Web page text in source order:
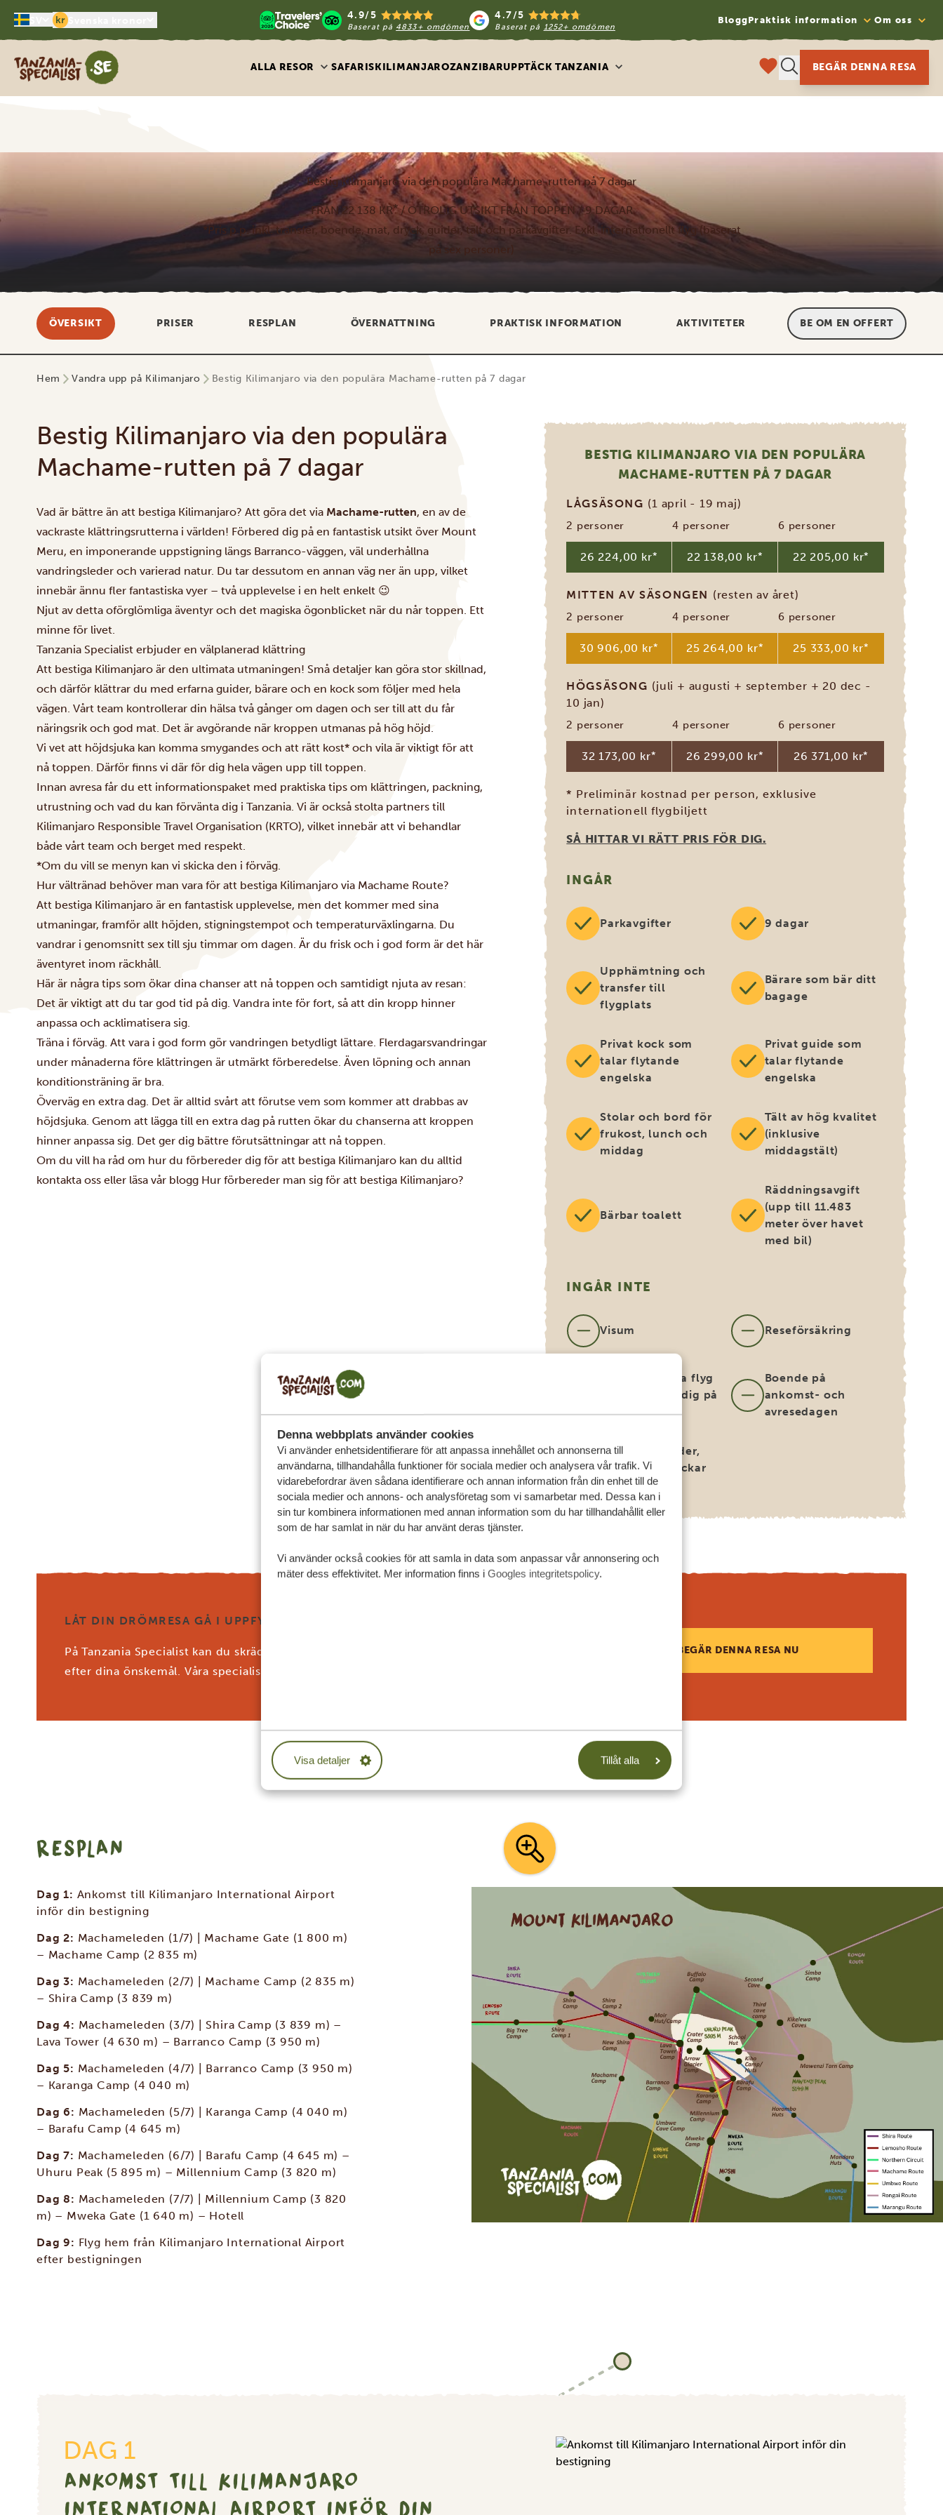
Denna webbplats använder cookies
Vi använder enhetsidentifierare för att anpassa innehållet och annonserna till
användarna, tillhandahålla funktioner för sociala medier och analysera vår trafik. Vi
vidarebefordrar även sådana identifierare och annan information från din enhet till de
sociala medier och annons- och analysföretag som vi samarbetar med. Dessa kan i
sin tur kombinera informationen med annan information som du har tillhandahållit eller
som de har samlat in när du har använt deras tjänster.
Vi använder också cookies för att samla in data som anpassar vår annonsering och
mäter dess effektivitet. Mer information finns i Googles integritetspolicy.
Visa detaljer Tillåt alla
kr 4.9/5
Baserat på 4833+ omdömen
4.7/5
Baserat på 1252+ omdömen
BloggPraktisk information Om oss
Tanzania Specialist
ALLA RESOR SAFARISKILIMANJAROZANZIBARUPPTÄCK TANZANIA BEGÄR DENNA RESA
Bestig Kilimanjaro via den populära Machame-rutten på 7 dagar
FRÅN 22 138 KR*/ OTROLIG UTSIKT FRÅN TOPPEN / 9 DAGAR
*Pris p.p. inkl. transfer, boende, mat, dryck, guider, tält och parkavgifter. Exkl. internationellt flyg (baserat
på sex personer)
ÖVERSIKT PRISER RESPLAN ÖVERNATTNING PRAKTISK INFORMATION AKTIVITETER BE OM EN OFFERT
Hem Vandra upp på Kilimanjaro Bestig Kilimanjaro via den populära Machame-rutten på 7 dagar
Bestig Kilimanjaro via den populära
Machame-rutten på 7 dagar
Vad är bättre än att bestiga Kilimanjaro? Att göra det via Machame-rutten, en av de
vackraste klättringsrutterna i världen! Förbered dig på en fantastisk utsikt över Mount
Meru, en imponerande uppstigning längs Barranco-väggen, väl underhållna
vandringsleder och varierad natur. Du tar dessutom en annan väg ner än upp, vilket
innebär ännu fler fantastiska vyer – två upplevelse i en helt enkelt 😉
Njut av detta oförglömliga äventyr och det magiska ögonblicket när du når toppen. Ett
minne för livet.
Tanzania Specialist erbjuder en välplanerad klättring
Att bestiga Kilimanjaro är den ultimata utmaningen! Små detaljer kan göra stor skillnad,
och därför klättrar du med erfarna guider, bärare och en kock som följer med hela
vägen. Vårt team kontrollerar din hälsa två gånger om dagen och ser till att du får
näringsrik och god mat. Det är avgörande när kroppen utmanas på hög höjd.
Vi vet att höjdsjuka kan komma smygandes och att rätt kost* och vila är viktigt för att
nå toppen. Därför finns vi där för dig hela vägen upp till toppen.
Innan avresa får du ett informationspaket med praktiska tips om klättringen, packning,
utrustning och vad du kan förvänta dig i Tanzania. Vi är också stolta partners till
Kilimanjaro Responsible Travel Organisation (KRTO), vilket innebär att vi behandlar
både vårt team och berget med respekt.
*Om du vill se menyn kan vi skicka den i förväg.
Hur vältränad behöver man vara för att bestiga Kilimanjaro via Machame Route?
Att bestiga Kilimanjaro är en fantastisk upplevelse, men det kommer med sina
utmaningar, framför allt höjden, stigningstempot och temperaturväxlingarna. Du
vandrar i genomsnitt sex till sju timmar om dagen. Är du frisk och i god form är det här
äventyret inom räckhåll.
Här är några tips som ökar dina chanser att nå toppen och samtidigt njuta av resan:
Det är viktigt att du tar god tid på dig. Vandra inte för fort, så att din kropp hinner
anpassa och acklimatisera sig.
Träna i förväg. Att vara i god form gör vandringen betydligt lättare. Flerdagarsvandringar
under månaderna före klättringen är utmärkt förberedelse. Även löpning och annan
konditionsträning är bra.
Överväg en extra dag. Det är alltid svårt att förutse vem som kommer att drabbas av
höjdsjuka. Genom att lägga till en extra dag på rutten ökar du chanserna att kroppen
hinner anpassa sig. Det ger dig bättre förutsättningar att nå toppen.
Om du vill ha råd om hur du förbereder dig för att bestiga Kilimanjaro kan du alltid
kontakta oss eller läsa vår blogg Hur förbereder man sig för att bestiga Kilimanjaro?
BESTIG KILIMANJARO VIA DEN POPULÄRA
MACHAME-RUTTEN PÅ 7 DAGAR
LÅGSÄSONG (1 april - 19 maj)
2 personer
26 224,00 kr*
4 personer
22 138,00 kr*
6 personer
22 205,00 kr*
MITTEN AV SÄSONGEN (resten av året)
2 personer
30 906,00 kr*
4 personer
25 264,00 kr*
6 personer
25 333,00 kr*
HÖGSÄSONG (juli + augusti + september + 20 dec -
10 jan)
2 personer
32 173,00 kr*
4 personer
26 299,00 kr*
6 personer
26 371,00 kr*
* Preliminär kostnad per person, exklusive
internationell flygbiljett
SÅ HITTAR VI RÄTT PRIS FÖR DIG.
INGÅR
Parkavgifter 9 dagar
Upphämtning och
transfer till
flygplats
Bärare som bär ditt
bagage
Privat kock som
talar flytande
engelska
Privat guide som
talar flytande
engelska
Stolar och bord för
frukost, lunch och
middag
Tält av hög kvalitet
(inklusive
middagstält)
Bärbar toalett
Räddningsavgift
(upp till 11.483
meter över havet
med bil)
INGÅR INTE
Visum Reseförsäkring
Internationella flyg
(kan bokas åt dig på
förfrågan)
Boende på
ankomst- och
avresedagen
Dricks till guider,
bärare och kockar
LÅT DIN DRÖMRESA GÅ I UPPFYLLELSE MED TANZANIA SPECIALIST
På Tanzania Specialist kan du skräddarsy din resa. Våra exempel på resplaner kan anpassas
efter dina önskemål. Våra specialister arbetar tillsammans med dig för att skapa din drömresa!
BEGÄR DENNA RESA NU
RESPLAN
Dag 1: Ankomst till Kilimanjaro International Airport
inför din bestigning
Dag 2: Machameleden (1/7) | Machame Gate (1 800 m)
– Machame Camp (2 835 m)
Dag 3: Machameleden (2/7) | Machame Camp (2 835 m)
– Shira Camp (3 839 m)
Dag 4: Machameleden (3/7) | Shira Camp (3 839 m) –
Lava Tower (4 630 m) – Barranco Camp (3 950 m)
Dag 5: Machameleden (4/7) | Barranco Camp (3 950 m)
– Karanga Camp (4 040 m)
Dag 6: Machameleden (5/7) | Karanga Camp (4 040 m)
– Barafu Camp (4 645 m)
Dag 7: Machameleden (6/7) | Barafu Camp (4 645 m) –
Uhuru Peak (5 895 m) – Millennium Camp (3 820 m)
Dag 8: Machameleden (7/7) | Millennium Camp (3 820
m) – Mweka Gate (1 640 m) – Hotell
Dag 9: Flyg hem från Kilimanjaro International Airport
efter bestigningen
DAG 1
ANKOMST TILL KILIMANJARO